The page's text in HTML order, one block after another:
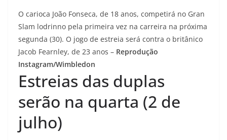
O carioca João Fonseca, de 18 anos, competirá no Gran
Slam lodrinno pela primeira vez na carreira na próxima
segunda (30). O jogo de estreia será contra o britânico
Jacob Fearnley, de 23 anos – Reprodução
Instagram/Wimbledon
Estreias das duplas
serão na quarta (2 de
julho)